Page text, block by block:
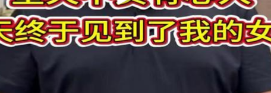
女子被狗舔脚确诊三级暴露 医生回应
泰国校园枪击事件已致8死30余伤
光伏八巨头签署“不低于成本价”倡议
台州《告全体市民书》：非必要不外出